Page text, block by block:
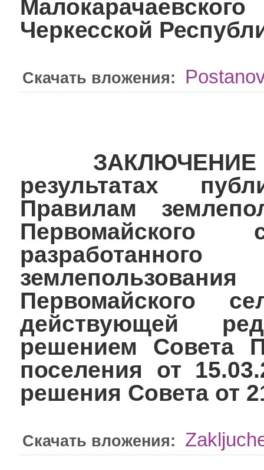
Черкесской
Скачать вложения:
ЗАКЛЮЧЕНИЕ
результатах
Правилам
Первомайского
Первомайского
действующей
решением Совета
поселения от
решения Совета от
Скачать вложения: